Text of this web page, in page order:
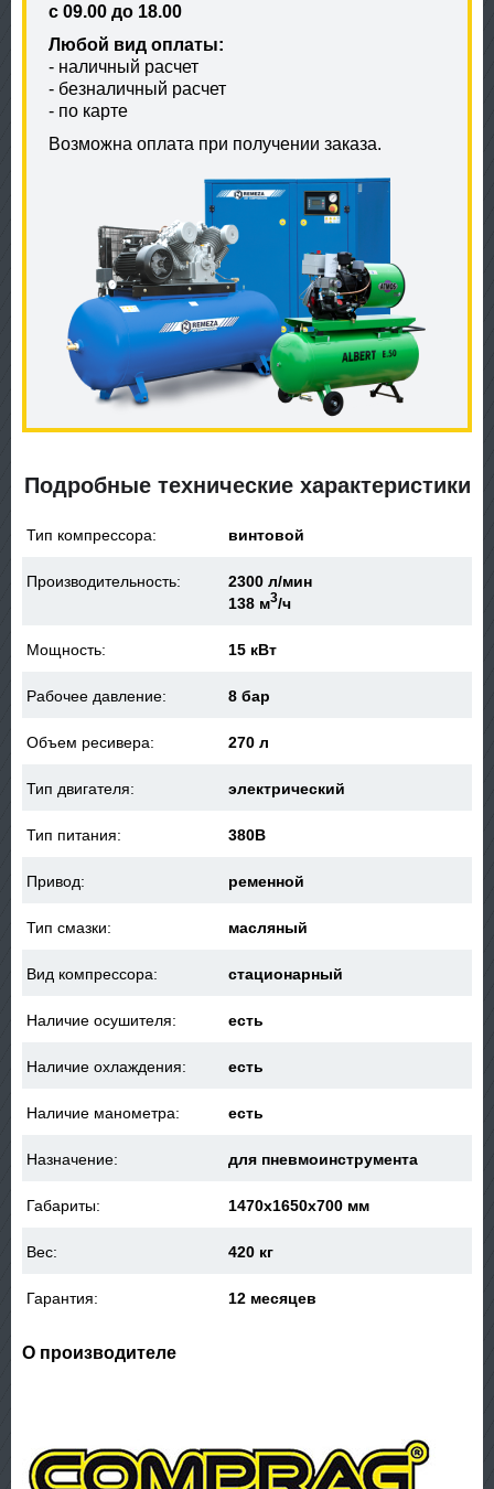
с 09.00 до 18.00
Любой вид оплаты:
- наличный расчет
- безналичный расчет
- по карте
Возможна оплата при получении заказа.
Подробные технические характеристики
Тип компрессора: винтовой
Производительность:
2300 л/мин
138 м3/ч
Мощность: 15 кВт
Рабочее давление: 8 бар
Объем ресивера: 270 л
Тип двигателя: электрический
Тип питания: 380В
Привод: ременной
Тип смазки: масляный
Вид компрессора: стационарный
Наличие осушителя: есть
Наличие охлаждения: есть
Наличие манометра: есть
Назначение: для пневмоинструмента
Габариты: 1470x1650x700 мм
Вес: 420 кг
Гарантия: 12 месяцев
О производителе